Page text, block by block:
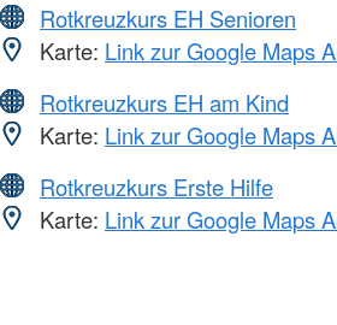
Rotkreuzkurs EH Senioren
Karte: Link zur Google Maps
Rotkreuzkurs EH am Kind
Karte: Link zur Google Maps
Rotkreuzkurs Erste Hilfe
Karte: Link zur Google Maps